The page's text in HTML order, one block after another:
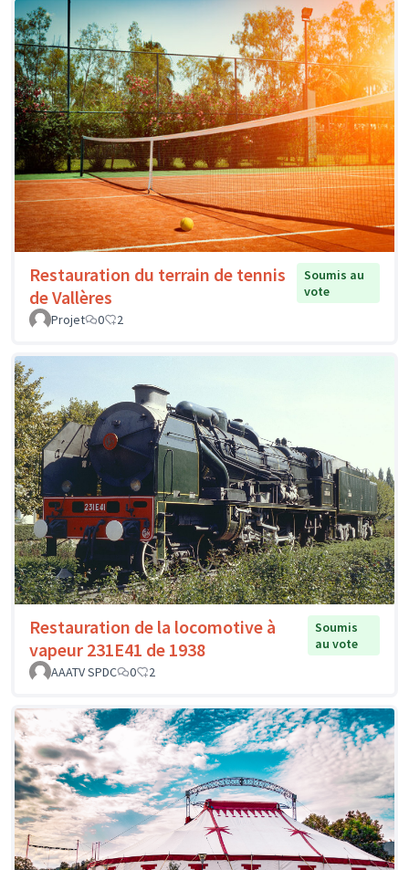
Restauration du terrain de tennis
de Vallères
Soumis au
vote
Projet
0 2
Restauration de la locomotive à
vapeur 231E41 de 1938
Soumis
au vote
AAATV SPDC
0 2